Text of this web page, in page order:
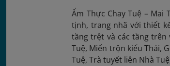
Ẩm Thực Chay Tuệ –
tịnh, trang nhã với thiết
tầng trệt và các tầng trên
Tuệ, Miến trộn kiểu Thái,
Tuệ, Trà tuyết liên Nhà